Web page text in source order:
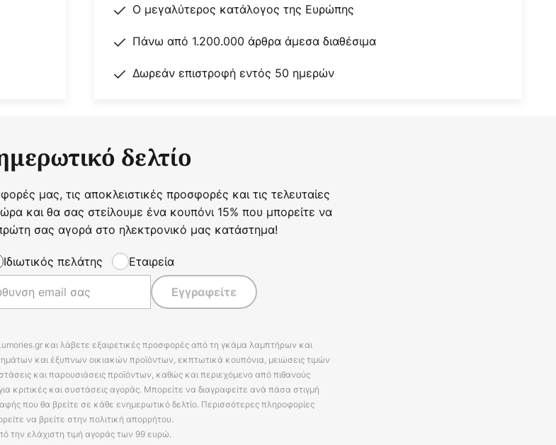
Ο μεγαλύτερος κατάλογος της Ευρώπης
Πάνω από 1.200.000 άρθρα άμεσα διαθέσιμα
Δωρεάν επιστροφή εντός 50 ημερών
δελτίο
μας, τις αποκλειστικές προσφορές και τις τελευταίες
και θα σας στείλουμε ένα κουπόνι 15% που μπορείτε να
σας αγορά στο ηλεκτρονικό μας κατάστημα!
Ιδιωτικός πελάτης Εταιρεία
Εγγραφείτε
και λάβετε εξαιρετικές προσφορές από τη γκάμα λαμπτήρων και
και έξυπνων οικιακών προϊόντων, εκπτωτικά κουπόνια, μειώσεις τιμών
και παρουσιάσεις προϊόντων, καθώς και περιεχόμενο από πιθανούς
κριτικές και συστάσεις αγοράς. Μπορείτε να διαγραφείτε ανά πάσα στιγμή
που θα βρείτε σε κάθε ενημερωτικό δελτίο. Περισσότερες πληροφορίες
να βρείτε στην πολιτική απορρήτου.
την ελάχιστη τιμή αγοράς των 99 ευρώ.